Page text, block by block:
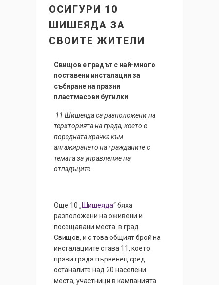
ОСИГУРИ 10
ШИШЕЯДА ЗА
СВОИТЕ ЖИТЕЛИ
Свищов е градът с най-много
поставени инсталации за
събиране на празни
пластмасови бутилки
11 Шишеяда са разположени на
територията на града, което е
поредната крачка към
ангажирането на гражданите с
темата за управление на
отпадъците
Още 10 „Шишеяда“ бяха
разположени на оживени и
посещавани места в град
Свищов, и с това общият брой на
инсталациите става 11, което
прави града първенец сред
останалите над 20 населени
места, участници в кампанията